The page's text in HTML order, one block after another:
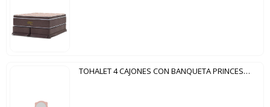
TOHALET 4 CAJONES CON BANQUETA PRINCESA PATRIMAR ROSA